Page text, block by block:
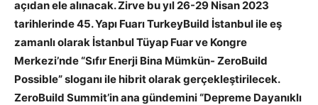
açıdan ele alınacak. Zirve bu yıl 26-29 Nisan 2023
tarihlerinde 45. Yapı Fuarı TurkeyBuild İstanbul ile eş
zamanlı olarak İstanbul Tüyap Fuar ve Kongre
Merkezi’nde “Sıfır Enerji Bina Mümkün- ZeroBuild
Possible” sloganı ile hibrit olarak gerçekleştirilecek.
ZeroBuild Summit’in ana gündemini “Depreme Dayanıklı